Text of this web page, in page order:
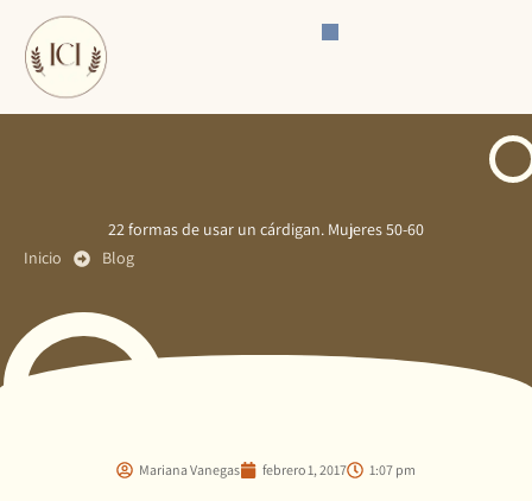
contenido
22 formas de usar un cárdigan. Mujeres 50-60
Inicio
Blog
Mariana Vanegas febrero 1, 2017 1:07 pm